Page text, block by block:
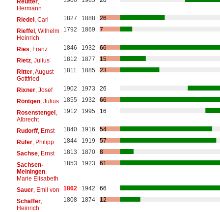
Hermann
Riedel, Carl 1827 1888
26
Rieffel, Wilhelm
Heinrich
1792 1869 7
Ries , Franz 1846 1932
66
Rietz, Julius 1812 1877
15
Ritter, August
Gottfried
1811 1885 23
Rixner, Josef 1902 1973
26
Röntgen, Julius 1855 1932
66
Rosenstengel,
Albrecht
1912 1995 16
Rudorff, Ernst 1840 1916
54
Rüfer, Philipp 1844 1919
57
Sachse, Ernst 1813 1870
8
Sachsen-
Meiningen,
Marie Elisabeth
1853 1923 61
Sauer, Emil von 1862 1942
66
Schäffer,
Heinrich
1808 1874 12